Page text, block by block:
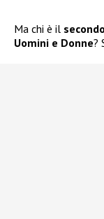
Ma chi è il
Uomini e Donne?